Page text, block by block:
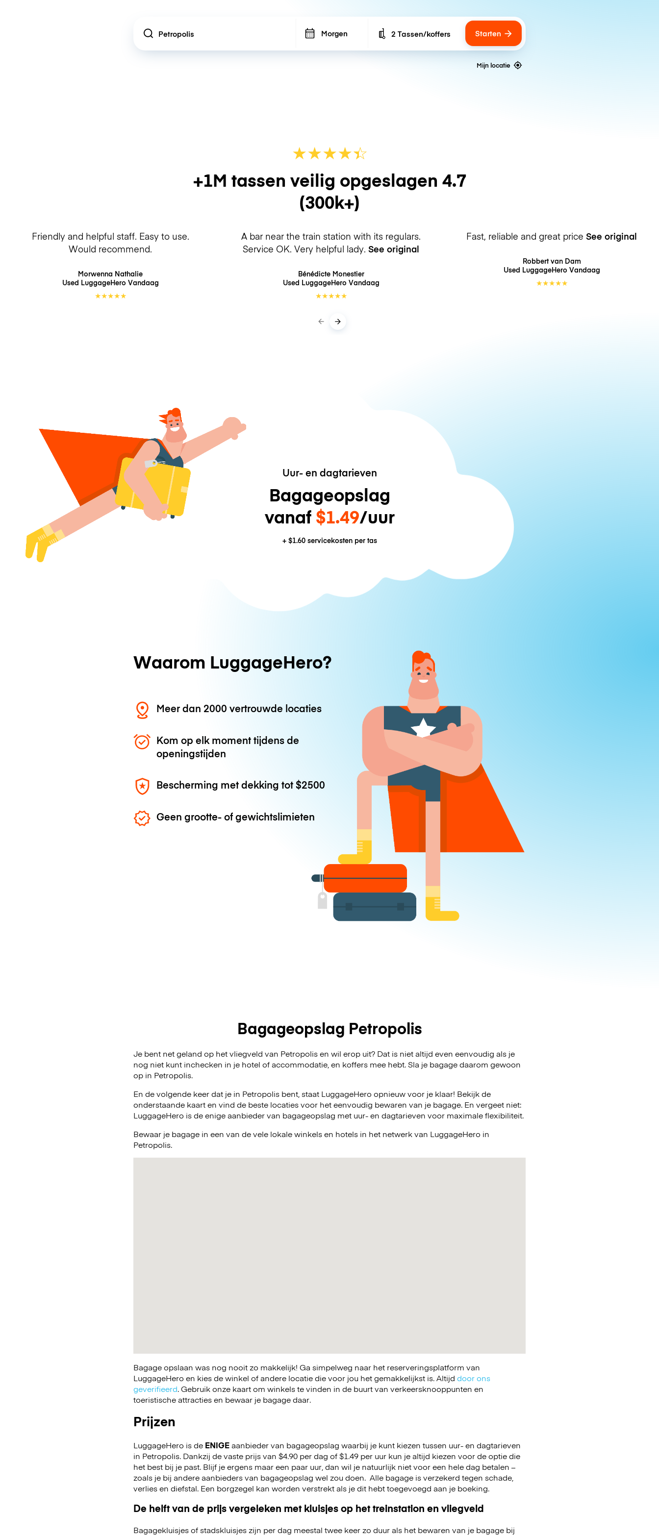
Location Morgen Number of bags
2 Tassen/koffers Starten
Mijn locatie
★★★★☆
★
+1M tassen veilig opgeslagen 4.7
(300k+)
Friendly and helpful staff. Easy to use.
Would recommend.
Morwenna Nathalie
Used LuggageHero Vandaag
★★★★★
A bar near the train station with its regulars.
Service OK. Very helpful lady. See original
Bénédicte Monestier
Used LuggageHero Vandaag
★★★★★
Fast, reliable and great price See original
Robbert van Dam
Used LuggageHero Vandaag
★★★★★
Uur- en dagtarieven
Bagageopslag
vanaf $1.49/uur
+ $1.60servicekosten per tas
Waarom LuggageHero?
Meer dan 2000 vertrouwde locaties
Kom op elk moment tijdens de
openingstijden
Bescherming met dekking tot$2500
Geen grootte- of gewichtslimieten
Bagageopslag Petropolis
Je bent net geland op het vliegveld van Petropolis en wil erop uit? Dat is niet altijd even eenvoudig als je
nog niet kunt inchecken in je hotel of accommodatie, en koffers mee hebt. Sla je bagage daarom gewoon
op in Petropolis.
En de volgende keer dat je in Petropolis bent, staat LuggageHero opnieuw voor je klaar! Bekijk de
onderstaande kaart en vind de beste locaties voor het eenvoudig bewaren van je bagage. En vergeet niet:
LuggageHero is de enige aanbieder van bagageopslag met uur- en dagtarieven voor maximale flexibiliteit.
Bewaar je bagage in een van de vele lokale winkels en hotels in het netwerk van LuggageHero in
Petropolis.
Bagage opslaan was nog nooit zo makkelijk! Ga simpelweg naar het reserveringsplatform van
LuggageHero en kies de winkel of andere locatie die voor jou het gemakkelijkst is. Altijd door ons
geverifieerd. Gebruik onze kaart om winkels te vinden in de buurt van verkeersknooppunten en
toeristische attracties en bewaar je bagage daar.
Prijzen
LuggageHero is de ENIGEaanbieder van bagageopslag waarbij je kunt kiezen tussen uur- en dagtarieven
in Petropolis. Dankzij de vaste prijs van $4.90 per dag of $1.49 per uur kun je altijd kiezen voor de optie die
het best bij je past. Blijf je ergens maar een paar uur, dan wil je natuurlijk niet voor een hele dag betalen –
zoals je bij andere aanbieders van bagageopslag wel zou doen. Alle bagage is verzekerd tegen schade,
verlies en diefstal. Een borgzegel kan worden verstrekt als je dit hebt toegevoegd aan je boeking.
De helft van de prijs vergeleken met kluisjes op het treinstation en vliegveld
Bagagekluisjes of stadskluisjes zijn per dag meestal twee keer zo duur als het bewaren van je bagage bij